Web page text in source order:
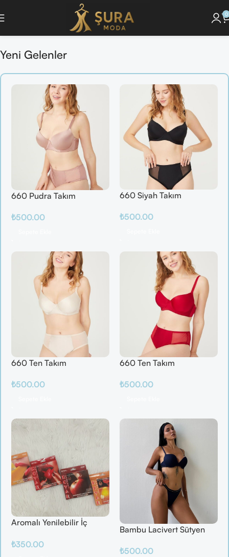
0
Keşfet ] 🔘 [Pijama Takımlarını İncele ] 🔘 [ Saç Bakım Ürünlerini
Yeni Gelenler
660 Pudra Takım
₺500.00
660 Siyah Takım
₺500.00
660 Ten Takım
₺500.00
660 Ten Takım
₺500.00
Aromalı Yenilebilir İç
/ Elma / Portakal
₺350.00
Bambu Lacivert Sütyen
₺500.00